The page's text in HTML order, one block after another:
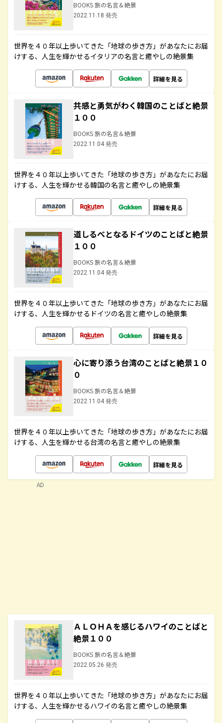
BOOKS 旅の名言＆絶景
2022.11.18 発売
世界を４０年以上歩いてきた「地球の歩き方」があなたにお届
けする、人生を輝かせるイタリアの名言と癒やしの絶景集
詳細を見る
共感と勇気がわく韓国のことばと絶景
１００
BOOKS 旅の名言＆絶景
2022.11.04 発売
世界を４０年以上歩いてきた「地球の歩き方」があなたにお届
けする、人生を輝かせる韓国の名言と癒やしの絶景集
詳細を見る
道しるべとなるドイツのことばと絶景
１００
BOOKS 旅の名言＆絶景
2022.11.04 発売
世界を４０年以上歩いてきた「地球の歩き方」があなたにお届
けする、人生を輝かせるドイツの名言と癒やしの絶景集
詳細を見る
心に寄り添う台湾のことばと絶景１０
０
BOOKS 旅の名言＆絶景
2022.11.04 発売
世界を４０年以上歩いてきた「地球の歩き方」があなたにお届
けする、人生を輝かせる台湾の名言と癒やしの絶景集
詳細を見る
ＡＬＯＨＡを感じるハワイのことばと
絶景１００
BOOKS 旅の名言＆絶景
2022.05.26 発売
世界を４０年以上歩いてきた「地球の歩き方」があなたにお届
けする、人生を輝かせるハワイの名言と癒やしの絶景集
AD